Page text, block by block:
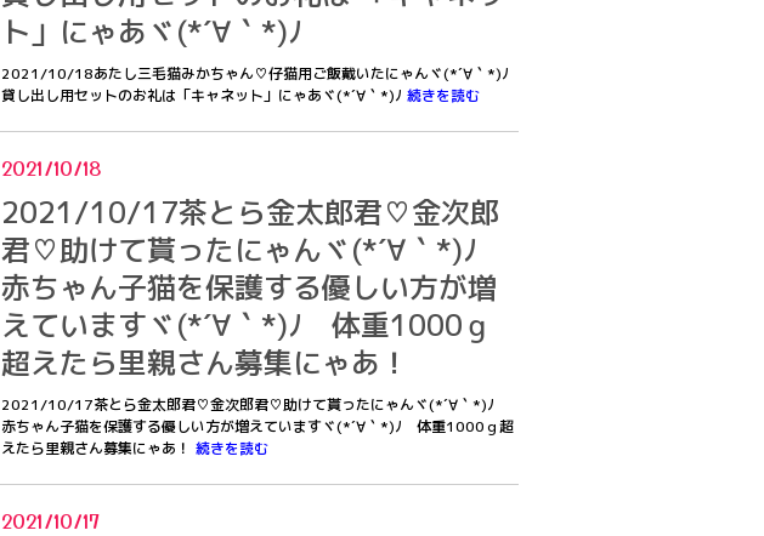
ト」にゃあヾ(*´∀｀*)ﾉ
2021/10/18あたし三毛猫みかちゃん♡仔猫用ご飯戴いたにゃんヾ(*´∀｀*)ﾉ
貸し出し用セットのお礼は「キャネット」にゃあヾ(*´∀｀*)ﾉ 続きを読む
2021/10/18
2021/10/17茶とら金太郎君♡金次郎
君♡助けて貰ったにゃんヾ(*´∀｀*)ﾉ
赤ちゃん子猫を保護する優しい方が増
えていますヾ(*´∀｀*)ﾉ 体重1000ｇ
超えたら里親さん募集にゃあ！
2021/10/17茶とら金太郎君♡金次郎君♡助けて貰ったにゃんヾ(*´∀｀*)ﾉ
赤ちゃん子猫を保護する優しい方が増えていますヾ(*´∀｀*)ﾉ 体重1000ｇ超
えたら里親さん募集にゃあ！ 続きを読む
2021/10/17